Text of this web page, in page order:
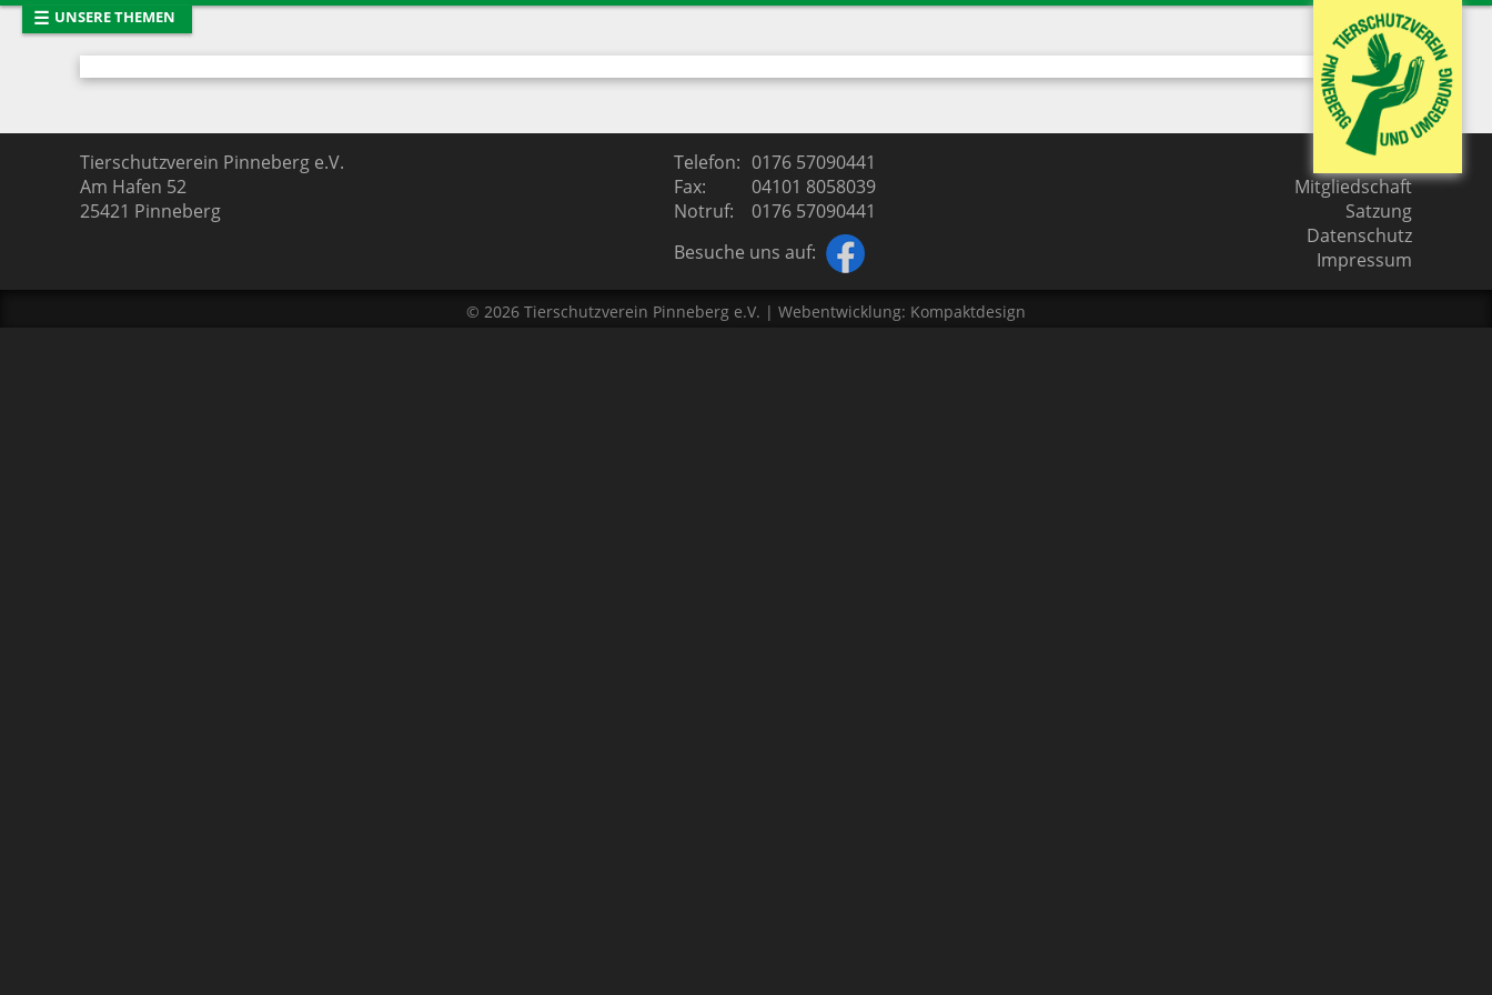
Startseite
Presse
Sponsoren
Kontakt
☰ UNSERE THEMEN
Tierschutzverein Pinneberg e.V.
Am Hafen 52
25421 Pinneberg
Telefon: 0176 57090441
Fax:
04101 8058039
Notruf:
0176 57090441
Besuche uns auf:
Kontakt
Mitgliedschaft
Satzung
Datenschutz
Impressum
© 2026 Tierschutzverein Pinneberg e.V. | Webentwicklung: Kompaktdesign